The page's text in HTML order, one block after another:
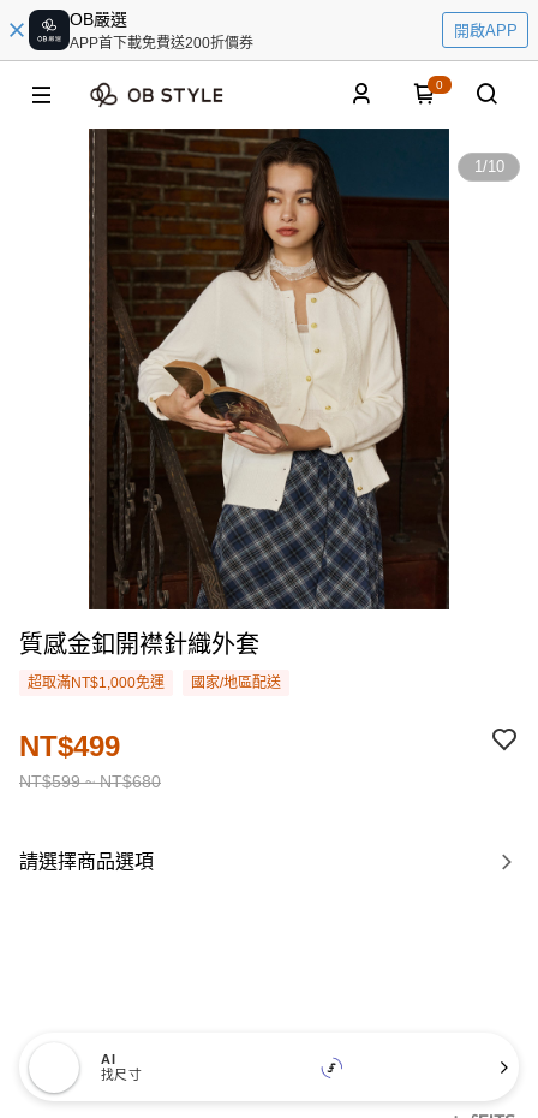
OB嚴選
APP首下載免費送200折價券
開啟APP
0
1/10
質感金釦開襟針織外套
超取滿NT$1,000免運 國家/地區配送
NT$599 ~ NT$680
NT$499
請選擇商品選項
AI
找尺寸